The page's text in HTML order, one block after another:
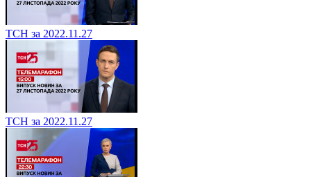
ТСН за 2022.11.27
ТСН за 2022.11.27